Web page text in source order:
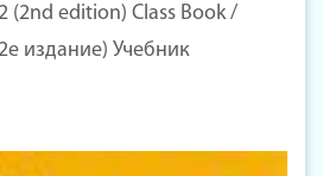
(2nd edition) Class Book /
издание) Учебник